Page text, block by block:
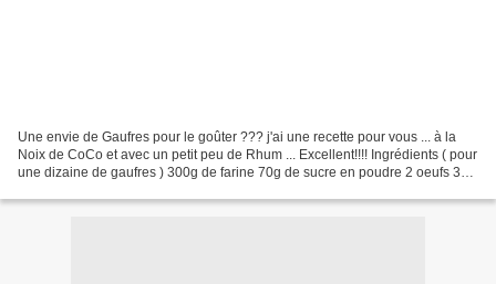
Une envie de Gaufres pour le goûter ??? j'ai une recette pour vous ... à la
Noix de CoCo et avec un petit peu de Rhum ... Excellent!!!! Ingrédients ( pour
une dizaine de gaufres ) 300g de farine 70g de sucre en poudre 2 oeufs 30g